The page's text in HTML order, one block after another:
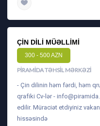
ÇIN DILI MÜƏLLIMI
300 - 500 AZN
PIRAMIDA TƏHSIL MƏRKƏZI
- Çin dilinin həm fərdi, həm
qrafiki Cv-lər -
edilir. Müraciət etdiyiniz
hissəsində